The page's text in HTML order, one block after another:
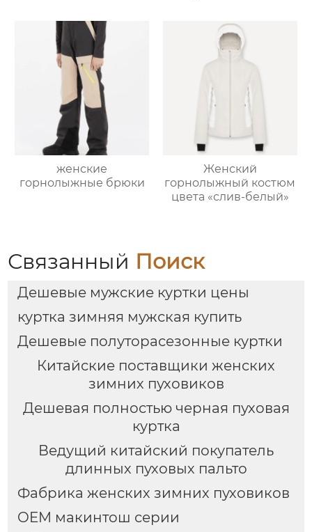
женские
горнолыжные брюки
Женский
горнолыжный костюм
цвета «слив-белый»
Связанный Поиск
Дешевые мужские куртки цены
куртка зимняя мужская купить
Дешевые полуторасезонные куртки
Китайские поставщики женских
зимних пуховиков
Дешевая полностью черная пуховая
куртка
Ведущий китайский покупатель
длинных пуховых пальто
Фабрика женских зимних пуховиков
OEM макинтош серии